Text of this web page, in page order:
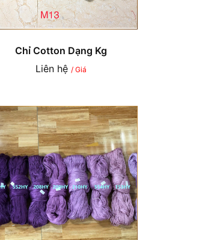
Chỉ Cotton Dạng Kg
Liên hệ / Giá